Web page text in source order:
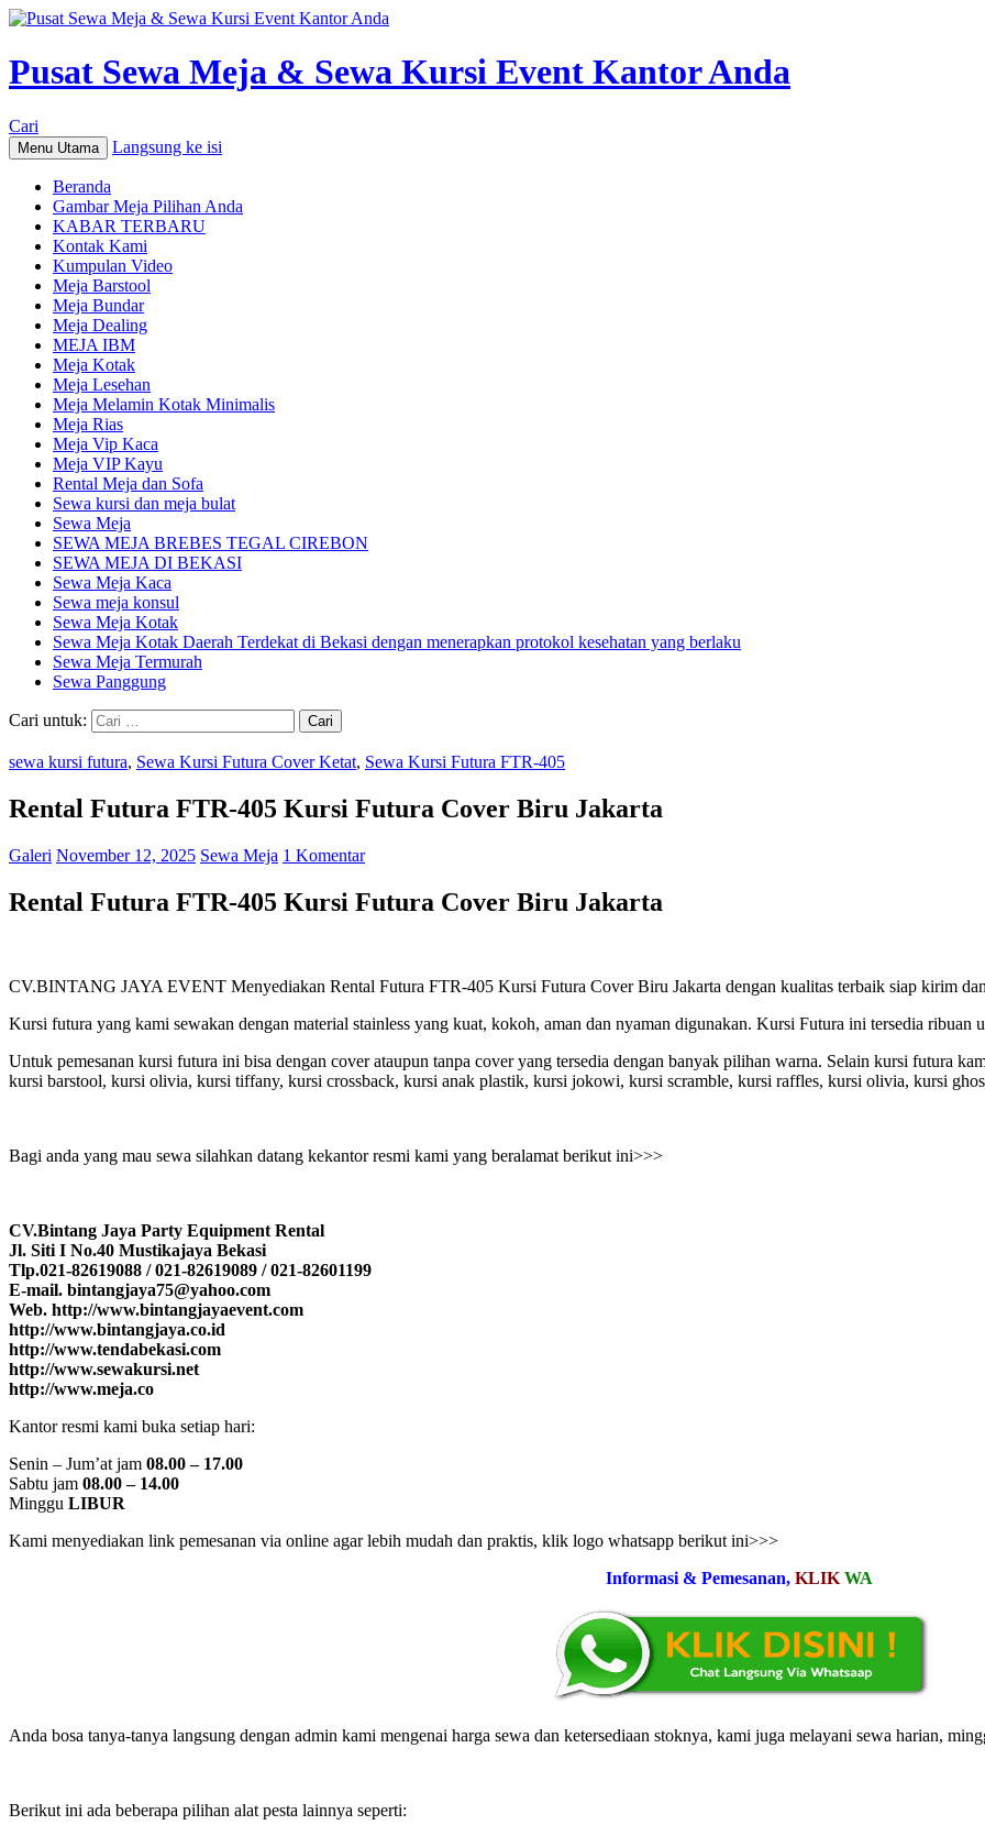
Pusat Sewa Meja & Sewa Kursi Event Kantor Anda
Cari
Menu Utama Langsung ke isi
Beranda
Gambar Meja Pilihan Anda
KABAR TERBARU
Kontak Kami
Kumpulan Video
Meja Barstool
Meja Bundar
Meja Dealing
MEJA IBM
Meja Kotak
Meja Lesehan
Meja Melamin Kotak Minimalis
Meja Rias
Meja Vip Kaca
Meja VIP Kayu
Rental Meja dan Sofa
Sewa kursi dan meja bulat
Sewa Meja
SEWA MEJA BREBES TEGAL CIREBON
SEWA MEJA DI BEKASI
Sewa Meja Kaca
Sewa meja konsul
Sewa Meja Kotak
Sewa Meja Kotak Daerah Terdekat di Bekasi dengan menerapkan protokol kesehatan yang berlaku
Sewa Meja Termurah
Sewa Panggung
Cari untuk:
sewa kursi futura, Sewa Kursi Futura Cover Ketat, Sewa Kursi Futura FTR-405
Rental Futura FTR-405 Kursi Futura Cover Biru Jakarta
Galeri November 12, 2025 Sewa Meja 1 Komentar
Rental Futura FTR-405 Kursi Futura Cover Biru Jakarta
CV.BINTANG JAYA EVENT Menyediakan Rental Futura FTR-405 Kursi Futura Cover Biru Jakarta dengan kualitas terbaik siap kirim dan
Kursi futura yang kami sewakan dengan material stainless yang kuat, kokoh, aman dan nyaman digunakan. Kursi Futura ini tersedia ribuan
Untuk pemesanan kursi futura ini bisa dengan cover ataupun tanpa cover yang tersedia dengan banyak pilihan warna. Selain kursi futura
kursi barstool, kursi olivia, kursi tiffany, kursi crossback, kursi anak plastik, kursi jokowi, kursi scramble, kursi raffles, kursi olivia, kursi
Bagi anda yang mau sewa silahkan datang kekantor resmi kami yang beralamat berikut ini>>>
CV.Bintang Jaya Party Equipment Rental
Jl. Siti I No.40 Mustikajaya Bekasi
Tlp.021-82619088 / 021-82619089 / 021-82601199
E-mail. bintangjaya75@yahoo.com
Web. http://www.bintangjayaevent.com
http://www.bintangjaya.co.id
http://www.tendabekasi.com
http://www.sewakursi.net
http://www.meja.co
Kantor resmi kami buka setiap hari:
Senin – Jum’at jam 08.00 – 17.00
Sabtu jam 08.00 – 14.00
Minggu LIBUR
Kami menyediakan link pemesanan via online agar lebih mudah dan praktis, klik logo whatsapp berikut ini>>>
Informasi & Pemesanan, KLIK WA
Anda bosa tanya-tanya langsung dengan admin kami mengenai harga sewa dan ketersediaan stoknya, kami juga melayani sewa harian,
Berikut ini ada beberapa pilihan alat pesta lainnya seperti: